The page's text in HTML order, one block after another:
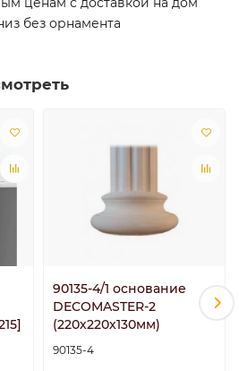
без орнамента
90135-4/1 основание
DECOMASTER-2
(220х220х130мм)
90135-4